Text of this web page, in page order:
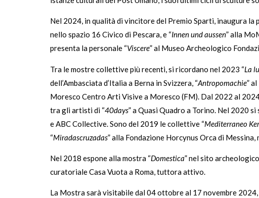
Nel 2024, in qualità di vincitore del Premio Sparti, inaugura la
nello spazio 16 Civico di Pescara, e “Innen und aussen” alla
presenta la personale “Viscere” al Museo Archeologico
Tra le mostre collettive più recenti, si ricordano nel 2023 “La
dell’Ambasciata d’Italia a Berna in Svizzera, “Antropomachie”
Moresco Centro Arti Visive a Moresco (FM). Dal 2022 al
tra gli artisti di “40days” a Quasi Quadro a Torino. Nel 2020 si
e ABC Collective. Sono del 2019 le collettive “Mediterraneo
“Miradascruzadas” alla Fondazione Horcynus Orca di
Nel 2018 espone alla mostra “Domestica” nel sito
curatoriale Casa Vuota a Roma, tuttora attivo.
La Mostra sarà visitabile dal 04 ottobre al 17 novembre